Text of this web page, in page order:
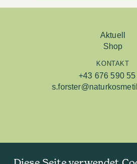
Aktuell
Shop
KONTAKT
+43 676 590
Studio Linz